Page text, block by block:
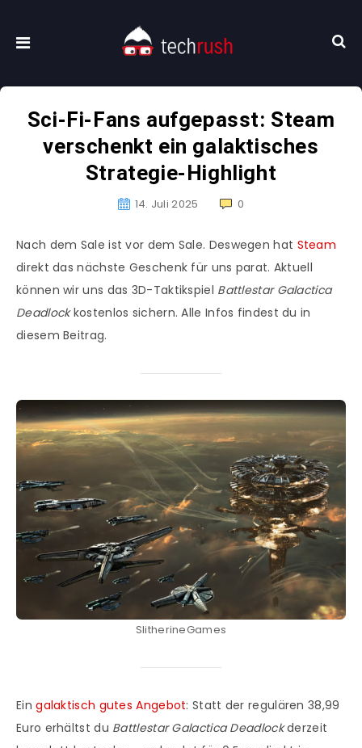
Sci-Fi-Fans aufgepasst: Steam
verschenkt ein galaktisches
Strategie-Highlight
14. Juli 2025 0
Nach dem Sale ist vor dem Sale. Deswegen hat Steam
direkt das nächste Geschenk für uns parat. Aktuell
können wir uns das 3D-Taktikspiel Battlestar Galactica
Deadlockkostenlos sichern. Alle Infos findest du in
diesem Beitrag.
SlitherineGames
Eingalaktisch gutes Angebot: Statt der regulären 38,99
Euro erhältst du Battlestar Galactica Deadlockderzeit